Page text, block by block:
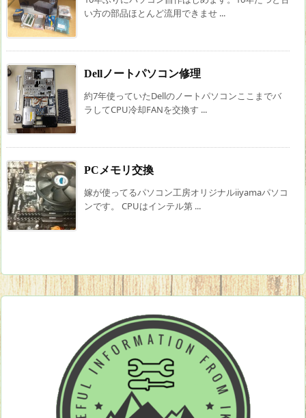
い方の部品ほとんど流用できませ ...
Dellノートパソコン修理
約7年使っていたDellのノートパソコンここまでバ
ラしてCPU冷却FANを交換す ...
PCメモリ交換
嫁が使ってるパソコン工房オリジナルiiyamaパソコ
ンです。 CPUはインテル第 ...